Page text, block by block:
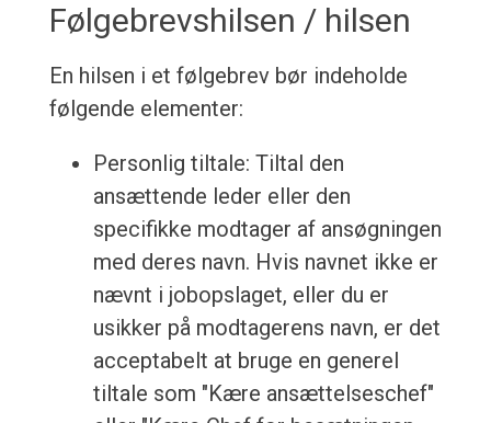
Følgebrevshilsen / hilsen
En hilsen i et følgebrev bør indeholde
følgende elementer:
Personlig tiltale: Tiltal den
ansættende leder eller den
specifikke modtager af ansøgningen
med deres navn. Hvis navnet ikke er
nævnt i jobopslaget, eller du er
usikker på modtagerens navn, er det
acceptabelt at bruge en generel
tiltale som "Kære ansættelseschef"